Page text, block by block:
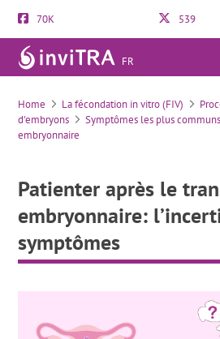
70K 539
FR
Home La fécondation in vitro (FIV)
d'embryons
Symptômes les plus
embryonnaire
Patienter après le
embryonnaire:
symptômes